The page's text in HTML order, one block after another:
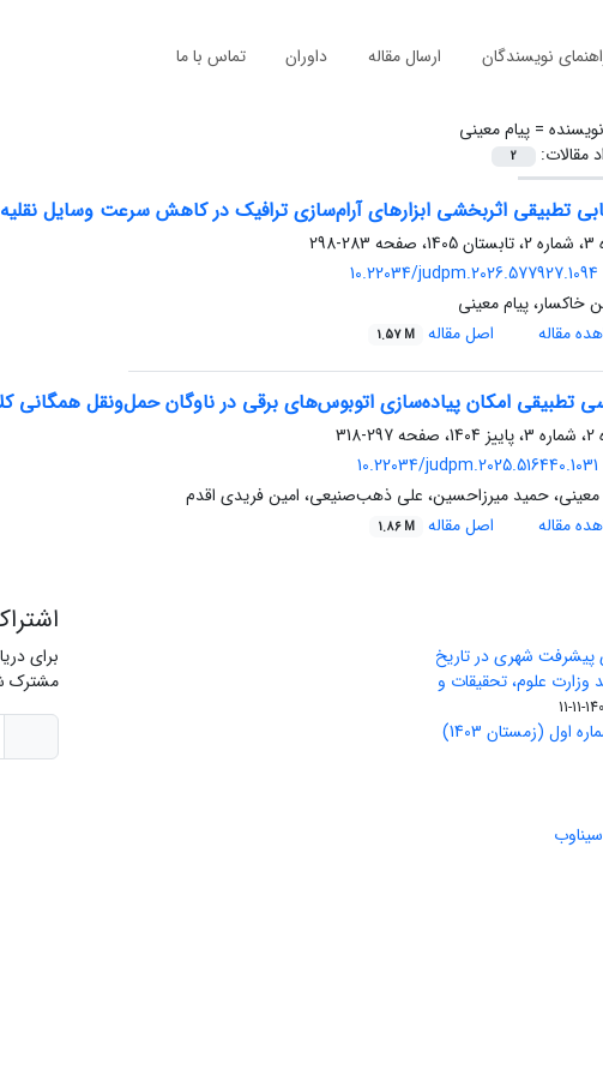
نویسندگان ارسال مقاله داوران تماس با ما
نویسنده =پیام معینی
مقالات:
2
تطبیقی اثربخشی ابزارهای آرام‌سازی ترافیک در کاهش سرعت وسایل
283-298
10.22034/judpm.2026.577927.1094
پیام معینی
مقاله
اصل مقاله 1.57 M
تطبیقی امکان پیاده‌سازی اتوبوس‌های برقی در ناوگان حمل‌ونقل همگانی
297-318
10.22034/judpm.2025.516440.1031
معینی، حمید میرزاحسین، علی ذهب‌صنیعی، امین فریدی اقدم
مقاله
اصل مقاله 1.86 M
پیشرفت شهری در تاریخ
تایید وزارت علوم، تحقیقات و
1404-
اول (زمستان 1403)
برای
مشترک
سیناوب